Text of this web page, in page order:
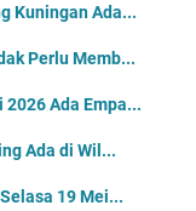
Kuningan Ada...
Perlu Memb...
Ada Empa...
Ada di Wil...
19 Mei...